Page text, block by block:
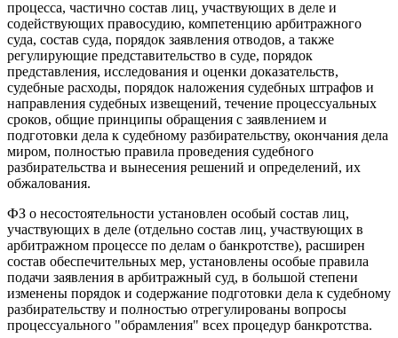
процесса, частично состав лиц, участвующих в деле и
содействующих правосудию, компетенцию арбитражного
суда, состав суда, порядок заявления отводов, а также
регулирующие представительство в суде, порядок
представления, исследования и оценки доказательств,
судебные расходы, порядок наложения судебных штрафов и
направления судебных извещений, течение процессуальных
сроков, общие принципы обращения с заявлением и
подготовки дела к судебному разбирательству, окончания дела
миром, полностью правила проведения судебного
разбирательства и вынесения решений и определений, их
обжалования.
ФЗ о несостоятельности установлен особый состав лиц,
участвующих в деле (отдельно состав лиц, участвующих в
арбитражном процессе по делам о банкротстве), расширен
состав обеспечительных мер, установлены особые правила
подачи заявления в арбитражный суд, в большой степени
изменены порядок и содержание подготовки дела к судебному
разбирательству и полностью отрегулированы вопросы
процессуального "обрамления" всех процедур банкротства.